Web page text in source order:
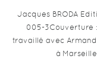
Jacques BRODA
005-3Couverture
travaillé avec
à